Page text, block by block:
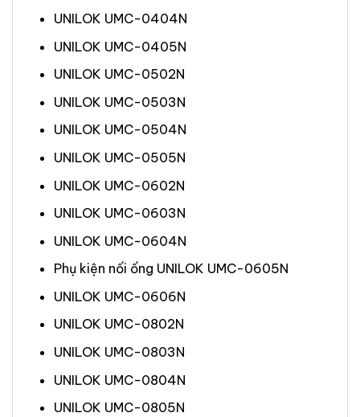
UNILOK UMC-0404N
UNILOK UMC-0405N
UNILOK UMC-0502N
UNILOK UMC-0503N
UNILOK UMC-0504N
UNILOK UMC-0505N
UNILOK UMC-0602N
UNILOK UMC-0603N
UNILOK UMC-0604N
Phụ kiện nối ống UNILOK UMC-0605N
UNILOK UMC-0606N
UNILOK UMC-0802N
UNILOK UMC-0803N
UNILOK UMC-0804N
UNILOK UMC-0805N